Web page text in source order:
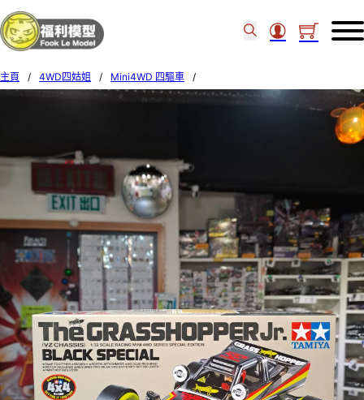
主頁 / 4WD四姑姐 / Mini4WD 四驅車
/
Tamiya 1/32 Mini 4WD The Grasshopper Jr. (VZ Chassis) Black Special 95720